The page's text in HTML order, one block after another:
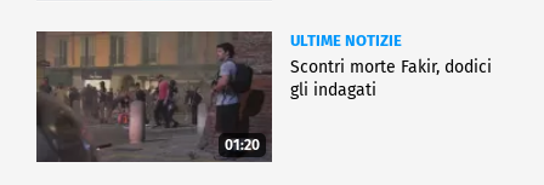
01:20
ULTIME NOTIZIE
Scontri morte Fakir, dodici
gli indagati